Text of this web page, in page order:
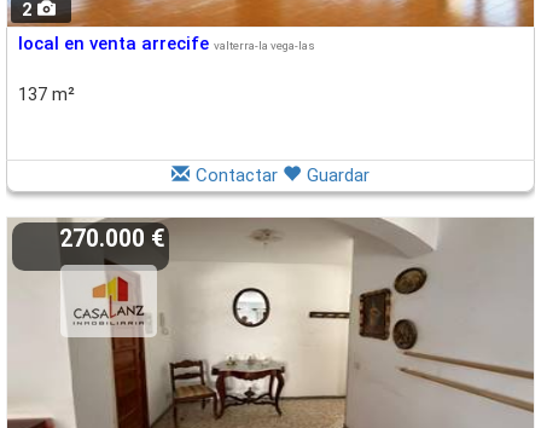
2
local en venta arrecife valterra-la vega-las
137 m²
Contactar Guardar
270.000 €